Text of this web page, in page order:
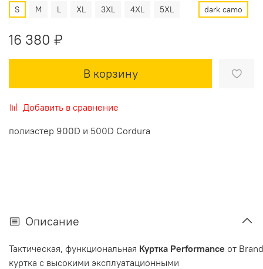
S
M L XL 3XL 4XL 5XL
dark camo
16 380 ₽
В корзину
Добавить в сравнение
полиэстер 900D и 500D Cordura
Описание
Тактическая, функциональная Куртка Performance от
куртка с высокими эксплуатационными